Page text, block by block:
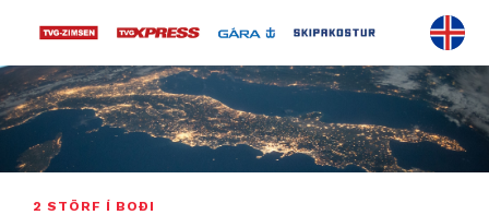
2 STÖRF Í BOÐI